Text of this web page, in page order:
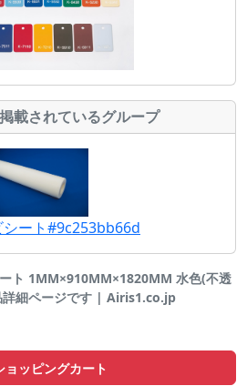
載されているグループ
シート#9c253bb66d
ト 1MM×910MM×1820MM 水色(不透
詳細ページです | Airis1.co.jp
ョッピングカート